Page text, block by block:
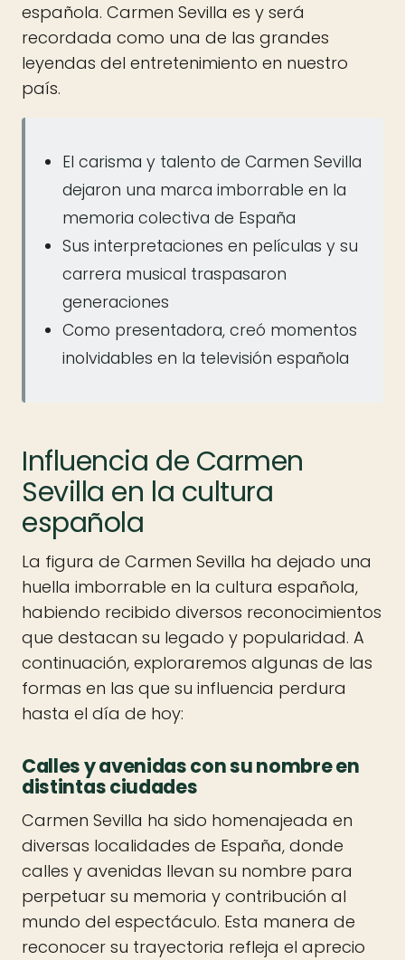
española. Carmen Sevilla es y será
recordada como una de las grandes
leyendas del entretenimiento en nuestro
país.
El carisma y talento de Carmen Sevilla
dejaron una marca imborrable en la
memoria colectiva de España
Sus interpretaciones en películas y su
carrera musical traspasaron
generaciones
Como presentadora, creó momentos
inolvidables en la televisión española
Influencia de Carmen
Sevilla en la cultura
española
La figura de Carmen Sevilla ha dejado una
huella imborrable en la cultura española,
habiendo recibido diversos reconocimientos
que destacan su legado y popularidad. A
continuación, exploraremos algunas de las
formas en las que su influencia perdura
hasta el día de hoy:
Calles y avenidas con su nombre en
distintas ciudades
Carmen Sevilla ha sido homenajeada en
diversas localidades de España, donde
calles y avenidas llevan su nombre para
perpetuar su memoria y contribución al
mundo del espectáculo. Esta manera de
reconocer su trayectoria refleja el aprecio